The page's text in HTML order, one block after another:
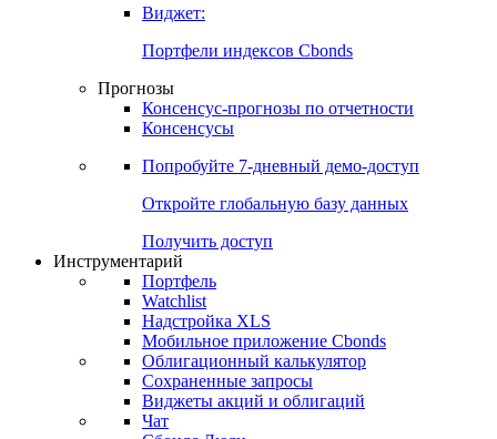
Бензин
Soft Commodities
Виджет:
Портфели индексов Cbonds
Прогнозы
Консенсусы
Попробуйте7-дневный
Откройте глобальную базу данных
Получить доступ
Инструментарий
Портфель
Watchlist
Надстройка XLS
Мобильное приложение Cbonds